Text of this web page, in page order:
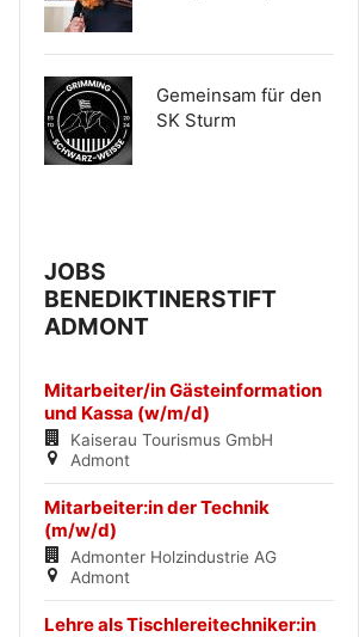
Gemeinsam für den
SK Sturm
JOBS
BENEDIKTINERSTIFT
ADMONT
Mitarbeiter/in Gästeinformation
und Kassa (w/m/d)
Kaiserau Tourismus GmbH
Admont
Mitarbeiter:in der Technik
(m/w/d)
Admonter Holzindustrie AG
Admont
Lehre als Tischlereitechniker:in